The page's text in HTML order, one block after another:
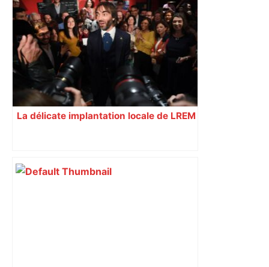
La délicate implantation locale de LREM